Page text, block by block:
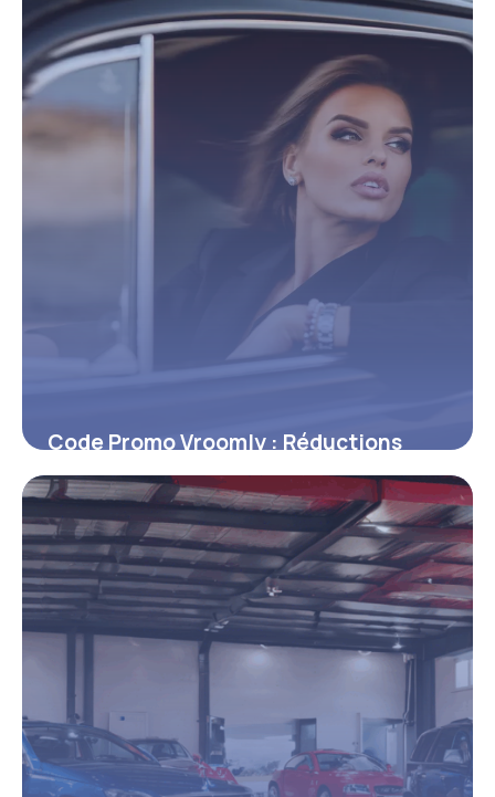
18 janvier 2026
Code Promo Vroomly : Réductions
2026
20 décembre 2025